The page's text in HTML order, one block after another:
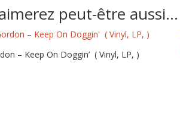
peut-être aussi…
– Keep On Doggin’ ‎ ( Vinyl, LP, )